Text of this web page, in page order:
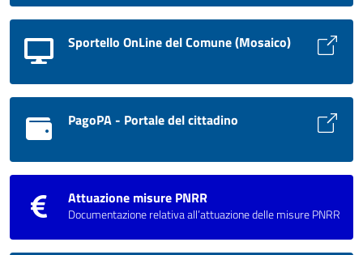
Sportello OnLine del Comune (Mosaico)
PagoPA - Portale del cittadino
Attuazione misure PNRR
Documentazione relativa all’attuazione delle misure PNRR